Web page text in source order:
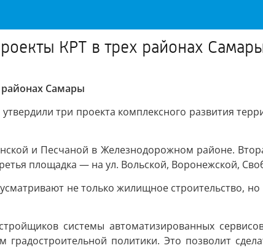
КРТ в трех районах
Самары
три проекта комплексного развития
и Песчаной в Железнодорожном районе.
площадка — на ул. Вольской, Воронежской,
не только жилищное строительство,
системы автоматизированных
градостроительной политики. Это позволит